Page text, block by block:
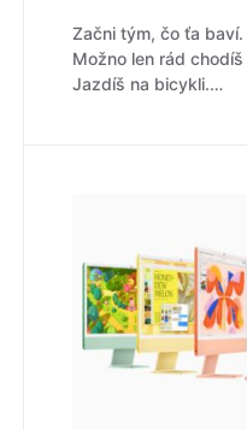
Začni tým, čo ťa
Možno len rád
Jazdíš na bicykli.…